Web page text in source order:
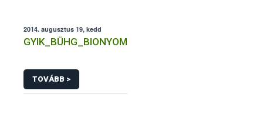
2014. augusztus 19, kedd
GYIK_BÜHG_BIONYOM
TOVÁBB >